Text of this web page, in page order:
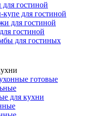
гостиной
для гостиной
для гостиной
гостиной
для гостиных
готовые
для кухни